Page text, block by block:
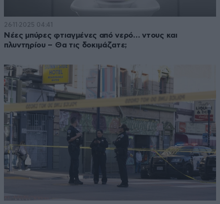
26·11·2025 04:41
Νέες μπύρες φτιαγμένες από νερό… ντους και
πλυντηρίου – Θα τις δοκιμάζατε;